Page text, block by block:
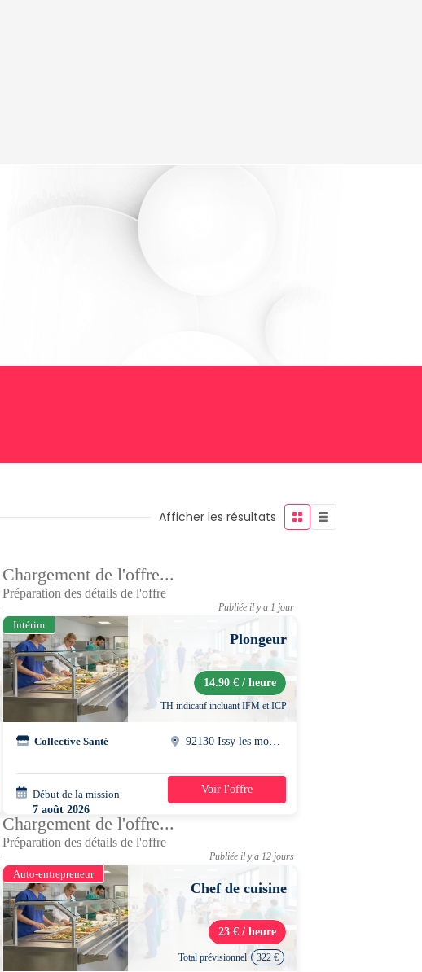
Afficher les résultats
Chargement de l'offre...
Préparation des détails de l'offre
Publiée il y a 1 jour
Intérim
Plongeur
14.90 € / heure
TH indicatif incluant IFM et ICP
Collective Santé
Début de la mission
7 août 2026
09h00 - 15h30
1 jour
Voir l'offre
Chargement de l'offre...
Préparation des détails de l'offre
Publiée il y a 12 jours
Auto-entrepreneur
Chef de cuisine
23 € / heure
Total prévisionnel 322 €